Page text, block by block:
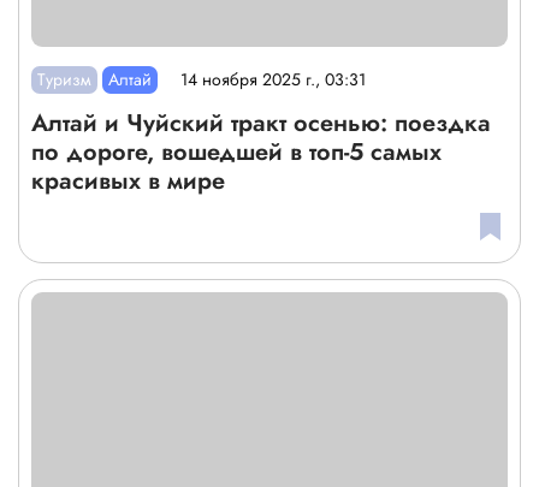
Туризм Алтай 14 ноября 2025 г., 03:31
Алтай и Чуйский тракт осенью: поездка
по дороге, вошедшей в топ-5 самых
красивых в мире